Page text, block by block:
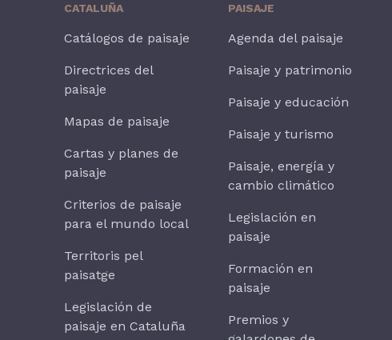
CATALUÑA
Catálogos de paisaje
Directrices del
paisaje
Mapas de paisaje
Cartas y planes de
paisaje
Criterios de paisaje
para el mundo local
Territoris pel
paisatge
Legislación de
paisaje en Cataluña
PAISAJE
Agenda del paisaje
Paisaje y patrimonio
Paisaje y educación
Paisaje y turismo
Paisaje, energía y
cambio climático
Legislación en
paisaje
Formación en
paisaje
Premios y